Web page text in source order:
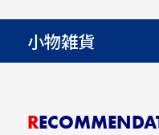
小物雑貨